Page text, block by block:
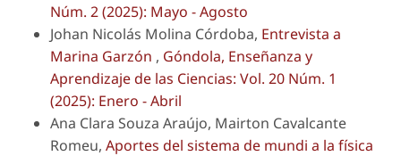
Núm. 2 (2025): Mayo - Agosto
Johan Nicolás Molina Córdoba, Entrevista a
Marina Garzón , Góndola, Enseñanza y
Aprendizaje de las Ciencias: Vol. 20 Núm. 1
(2025): Enero - Abril
Ana Clara Souza Araújo, Mairton Cavalcante
Romeu, Aportes del sistema de mundi a la física